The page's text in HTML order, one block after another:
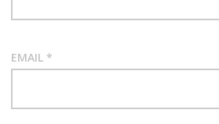
EMAIL *